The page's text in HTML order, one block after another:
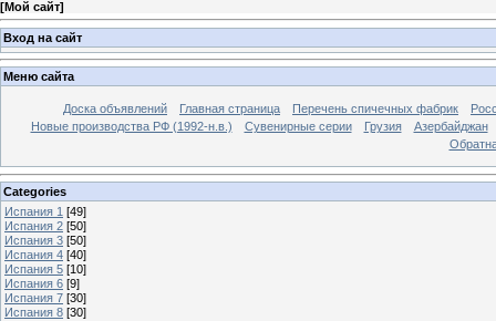
[Мой сайт]
Вход на сайт
Меню сайта
Доска объявлений Главная страница Перечень спичечных фабрик
Новые производства РФ (1992-н.в.)
Сувенирные серии Грузия
Азербайджан
Categories
Испания 1 [49]
Испания 2 [50]
Испания 3 [50]
Испания 4 [40]
Испания 5 [10]
Испания 6 [9]
Испания 7 [30]
Испания 8 [30]